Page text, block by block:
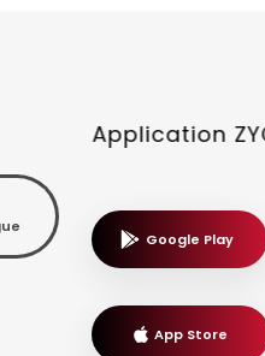
Application
Google Play
App Store